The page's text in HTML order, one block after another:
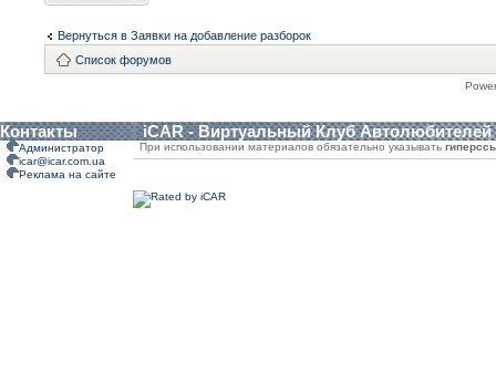
Вернуться в Заявки на добавление разборок
Список форумов
Контакты iCAR - Виртуальный Клуб Автолюбителей
Администратор
icar@icar.com.ua
Реклама на сайте
При использовании материалов обязательно указывать